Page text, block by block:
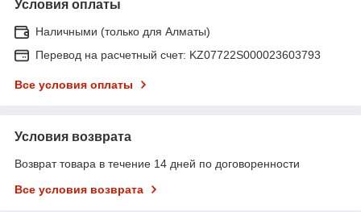
Условия оплаты
Наличными (только для Алматы)
Перевод на расчетный счет: KZ07722S000023603793
Все условия оплаты
Условия возврата
Возврат товара в течение 14 дней по договоренности
Все условия возврата